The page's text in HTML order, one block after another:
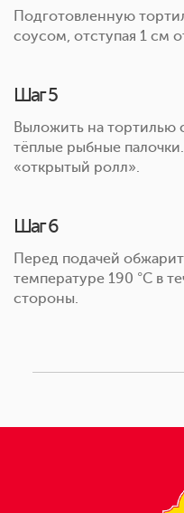
Подготовленную
соусом, отступая 1 см
Шаг 5
Выложить на тортилью
тёплые рыбные
«открытый ролл».
Шаг 6
Перед подачей
температуре 190 °С в
стороны.